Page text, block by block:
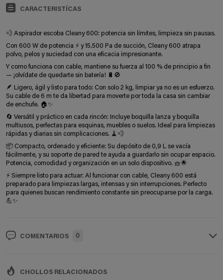
CARACTERISTÍCAS
💨 Aspirador escoba Cleany 600: potencia sin límites, limpieza sin pausas.
Con 600 W de potencia ⚡ y 15.500 Pa de succión, Cleany 600 atrapa
polvo, pelos y suciedad con una eficacia impresionante.
Y como funciona con cable, mantiene su fuerza al 100 % de principio a fin
— ¡olvídate de quedarte sin batería! 🔋🚫
🪶 Ligero, ágil y listo para todo: Con solo 2 kg, limpiar ya no es un esfuerzo.
Su cable de 6 m te da libertad para moverte por toda la casa sin cambiar
de enchufe. 🏠✨
🔄 Versátil y práctico en cada rincón: Incluye boquilla lanza y boquilla
multiusos, perfectas para esquinas, muebles o suelos. Ideal para limpiezas
rápidas y diarias sin complicaciones. 🧹💨
📦 Compacto, ordenado y eficiente: Su depósito de 0,9 L se vacía
fácilmente, y su soporte de pared te ayuda a guardarlo sin ocupar espacio.
Potencia, comodidad y organización en un solo dispositivo. 🧺🌟
⚡ Siempre listo para actuar: Al funcionar con cable, Cleany 600 está
preparado para limpiezas largas, intensas y sin interrupciones. Perfecto
para quienes buscan rendimiento constante sin preocuparse por la carga.
💪✨
COMENTARIOS 0
CHOLLOS RELACIONADOS